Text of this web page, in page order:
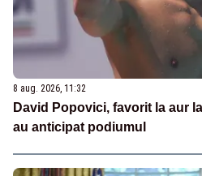
8 aug. 2026, 11:32
David Popovici, favorit la aur
au anticipat podiumul